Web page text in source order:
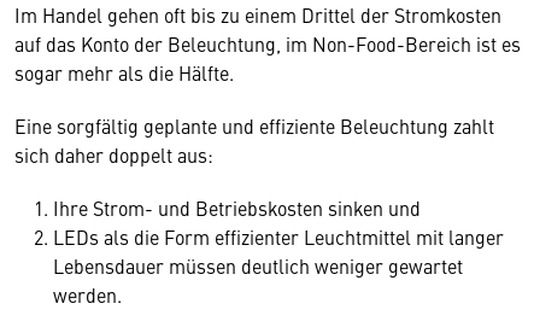
Im Handel gehen oft bis zu einem Drittel der Stromkosten
auf das Konto der Beleuchtung, im Non-Food-Bereich ist es
sogar mehr als die Hälfte.
Eine sorgfältig geplante und effiziente Beleuchtung zahlt
sich daher doppelt aus:
Ihre Strom- und Betriebskosten sinken und
LEDs als die Form effizienter Leuchtmittel mit langer
Lebensdauer müssen deutlich weniger gewartet
werden.